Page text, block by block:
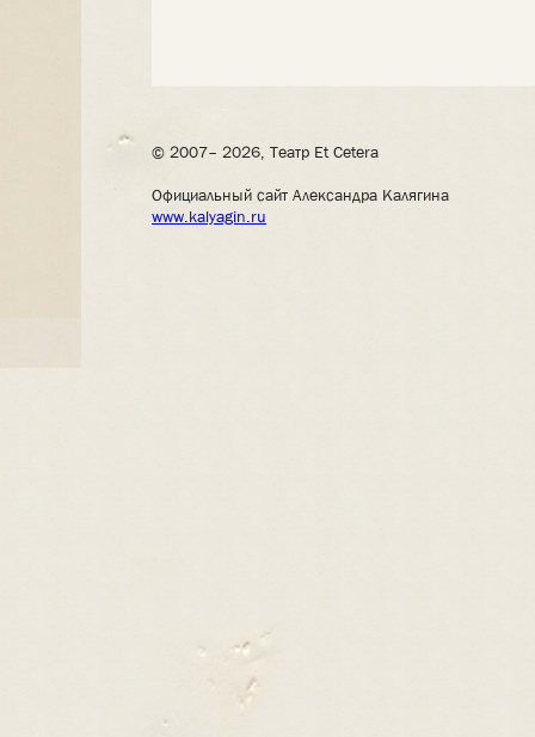
© 2007– 2026, Театр Et Cetera
Официальный сайт Александра Калягина
www.kalyagin.ru